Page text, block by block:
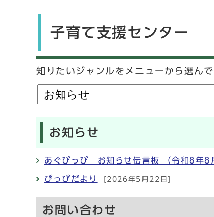
子育て支援センター
知りたいジャンルをメニューから選ん
お知らせ
あぐぴっぴ お知らせ伝言板 （令和8年8
ぴっぴだより [2026年5月22日]
お問い合わせ